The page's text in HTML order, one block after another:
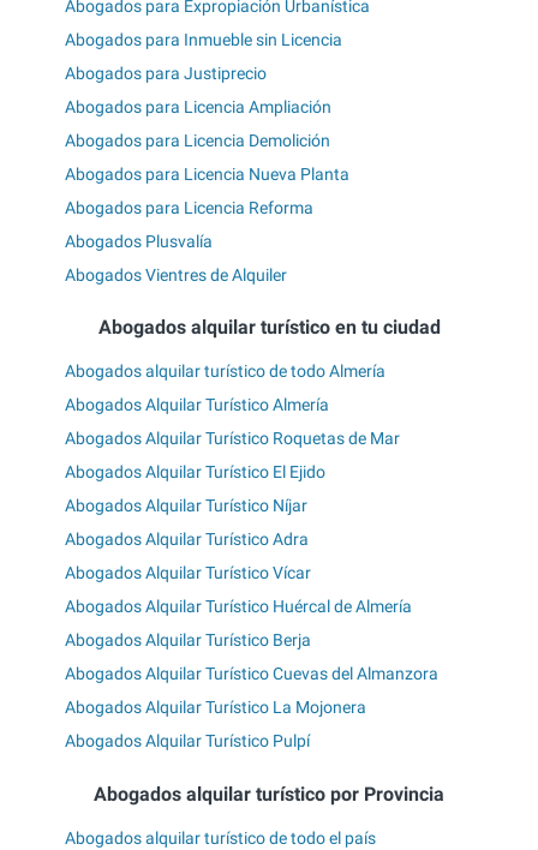
Abogados para Expropiación Urbanística
Abogados para Inmueble sin Licencia
Abogados para Justiprecio
Abogados para Licencia Ampliación
Abogados para Licencia Demolición
Abogados para Licencia Nueva Planta
Abogados para Licencia Reforma
Abogados Plusvalía
Abogados Vientres de Alquiler
Abogados alquilar turístico en tu ciudad
Abogados alquilar turístico de todo Almería
Abogados Alquilar Turístico Almería
Abogados Alquilar Turístico Roquetas de Mar
Abogados Alquilar Turístico El Ejido
Abogados Alquilar Turístico Níjar
Abogados Alquilar Turístico Adra
Abogados Alquilar Turístico Vícar
Abogados Alquilar Turístico Huércal de Almería
Abogados Alquilar Turístico Berja
Abogados Alquilar Turístico Cuevas del Almanzora
Abogados Alquilar Turístico La Mojonera
Abogados Alquilar Turístico Pulpí
Abogados alquilar turístico por Provincia
Abogados alquilar turístico de todo el país